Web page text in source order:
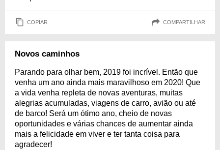
COPIAR COMPARTILHAR
Novos caminhos
Parando para olhar bem, 2019 foi incrível. Então que
venha um ano ainda mais maravilhoso em 2020! Que
a vida venha repleta de novas aventuras, muitas
alegrias acumuladas, viagens de carro, avião ou até
de barco! Será um ótimo ano, cheio de novas
oportunidades e várias chances de aumentar ainda
mais a felicidade em viver e ter tanta coisa para
agradecer!